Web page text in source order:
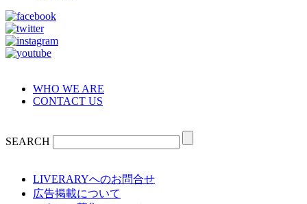
WHO WE ARE
CONTACT US
SEARCH
LIVERARYへのお問合せ
広告掲載について